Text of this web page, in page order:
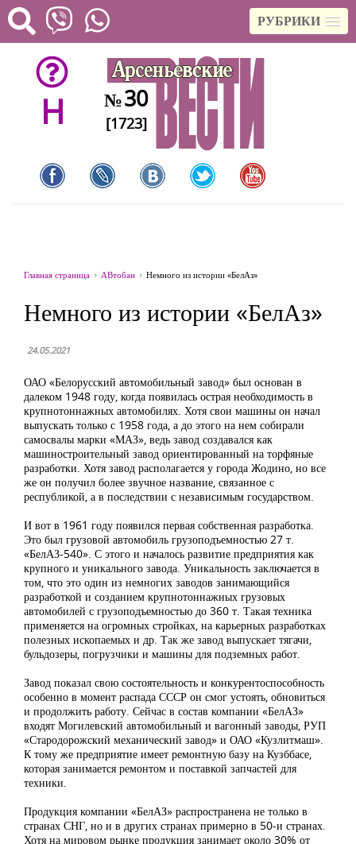
РУБРИКИ
H №30
[1723]
Главная страница АВтобан Немного из истории «БелАз»
Немного из истории «БелАз»
24.05.2021
ОАО «Белорусский автомобильный завод» был основан в
далеком 1948 году, когда появилась острая необходимость в
крупнотоннажных автомобилях. Хотя свои машины он начал
выпускать только с 1958 года, а до этого на нем собирали
самосвалы марки «МАЗ», ведь завод создавался как
машиностроительный завод ориентированный на торфяные
разработки. Хотя завод располагается у города Жодино, но все
же он получил более звучное название, связанное с
республикой, а в последствии с независимым государством.
И вот в 1961 году появился первая собственная разработка.
Это был грузовой автомобиль грузоподъемностью 27 т.
«БелАЗ-540». С этого и началось развитие предприятия как
крупного и уникального завода. Уникальность заключается в
том, что это один из немногих заводов занимающийся
разработкой и созданием крупнотоннажных грузовых
автомобилей с грузоподъемностью до 360 т. Такая техника
применяется на огромных стройках, на карьерных разработках
полезных ископаемых и др. Так же завод выпускает тягачи,
бульдозеры, погрузчики и машины для подземных работ.
Завод показал свою состоятельность и конкурентоспособность
особенно в момент распада СССР он смог устоять, обновиться
и продолжить работу. Сейчас в состав компании «БелАЗ»
входят Могилевский автомобильный и вагонный заводы, РУП
«Стародорожский механический завод» и ОАО «Кузлитмаш».
К тому же предприятие имеет ремонтную базу на Кузббасе,
которая занимается ремонтом и поставкой запчастей для
техники.
Продукция компании «БелАЗ» распространена не только в
странах СНГ, но и в других странах примерно в 50-и странах.
Хотя на мировом рынке продукция занимает около 30% от